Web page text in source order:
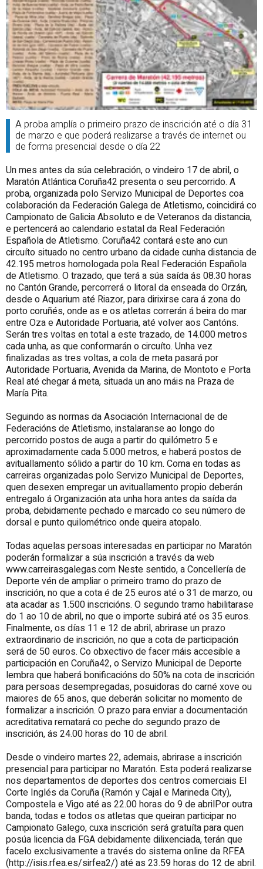
A proba amplía o primeiro prazo de inscrición até o día 31
de marzo e que poderá realizarse a través de internet ou
de forma presencial desde o día 22
Un mes antes da súa celebración, o vindeiro 17 de abril, o
Maratón Atlántica Coruña42 presenta o seu percorrido. A
proba, organizada polo Servizo Municipal de Deportes coa
colaboración da Federación Galega de Atletismo, coincidirá co
Campionato de Galicia Absoluto e de Veteranos da distancia,
e pertencerá ao calendario estatal da Real Federación
Española de Atletismo. Coruña42 contará este ano cun
circuíto situado no centro urbano da cidade cunha distancia de
42.195 metros homologada pola Real Federación Española
de Atletismo. O trazado, que terá a súa saída ás 08.30 horas
no Cantón Grande, percorrerá o litoral da enseada do Orzán,
desde o Aquarium até Riazor, para dirixirse cara á zona do
porto coruñés, onde as e os atletas correrán á beira do mar
entre Oza e Autoridade Portuaria, até volver aos Cantóns.
Serán tres voltas en total a este trazado, de 14.000 metros
cada unha, as que conformarán o circuíto. Unha vez
finalizadas as tres voltas, a cola de meta pasará por
Autoridade Portuaria, Avenida da Marina, de Montoto e Porta
Real até chegar á meta, situada un ano máis na Praza de
María Pita.
Seguindo as normas da Asociación Internacional de de
Federacións de Atletismo, instalaranse ao longo do
percorrido postos de auga a partir do quilómetro 5 e
aproximadamente cada 5.000 metros, e haberá postos de
avituallamento sólido a partir do 10 km. Coma en todas as
carreiras organizadas polo Servizo Municipal de Deportes,
quen desexen empregar un avituallamento propio deberán
entregalo á Organización ata unha hora antes da saída da
proba, debidamente pechado e marcado co seu número de
dorsal e punto quilométrico onde queira atopalo.
Todas aquelas persoas interesadas en participar no Maratón
poderán formalizar a súa inscrición a través da web
www.carreirasgalegas.com Neste sentido, a Concellería de
Deporte vén de ampliar o primeiro tramo do prazo de
inscrición, no que a cota é de 25 euros até o 31 de marzo, ou
ata acadar as 1.500 inscricións. O segundo tramo habilitarase
do 1 ao 10 de abril, no que o importe subirá até os 35 euros.
Finalmente, os días 11 e 12 de abril, abrirase un prazo
extraordinario de inscrición, no que a cota de participación
será de 50 euros. Co obxectivo de facer máis accesible a
participación en Coruña42, o Servizo Municipal de Deporte
lembra que haberá bonificacións do 50% na cota de inscrición
para persoas desempregadas, posuidoras do carné xove ou
maiores de 65 anos, que deberán solicitar no momento de
formalizar a inscrición. O prazo para enviar a documentación
acreditativa rematará co peche do segundo prazo de
inscrición, ás 24.00 horas do 10 de abril.
Desde o vindeiro martes 22, ademais, abrirase a inscrición
presencial para participar no Maratón. Esta poderá realizarse
nos departamentos de deportes dos centros comerciais El
Corte Inglés da Coruña (Ramón y Cajal e Marineda City),
Compostela e Vigo até as 22.00 horas do 9 de abrilPor outra
banda, todas e todos os atletas que queiran participar no
Campionato Galego, cuxa inscrición será gratuíta para quen
posúa licencia da FGA debidamente dilixenciada, terán que
facelo exclusivamente a través do sistema online da RFEA
(http://isis.rfea.es/sirfea2/) até as 23.59 horas do 12 de abril.